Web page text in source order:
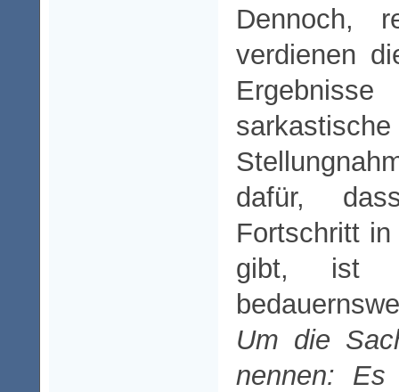
Dennoch,
verdienen
dafür,
Fortschritt
gibt, ist
Um die
nennen: